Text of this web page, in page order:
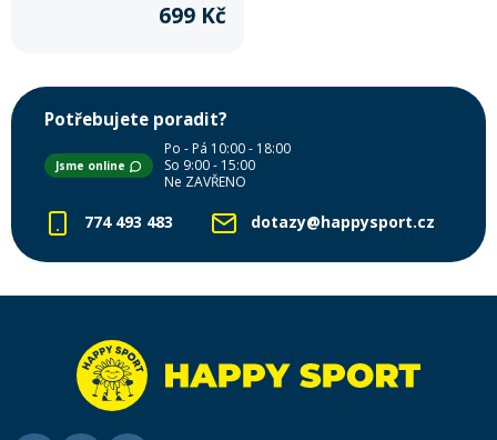
699 Kč
Potřebujete poradit?
Jsme online
Po - Pá 10:00 - 18:00
So 9:00 - 15:00
Ne ZAVŘENO
774 493 483 dotazy@happysport.cz